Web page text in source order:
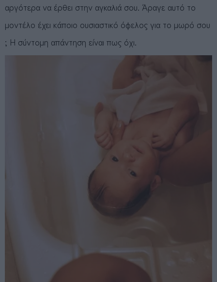
αργότερα να έρθει στην αγκαλιά σου. Άραγε αυτό το
μοντέλο έχει κάποιο ουσιαστικό όφελος για το μωρό σου
; Η σύντομη απάντηση είναι πως όχι.